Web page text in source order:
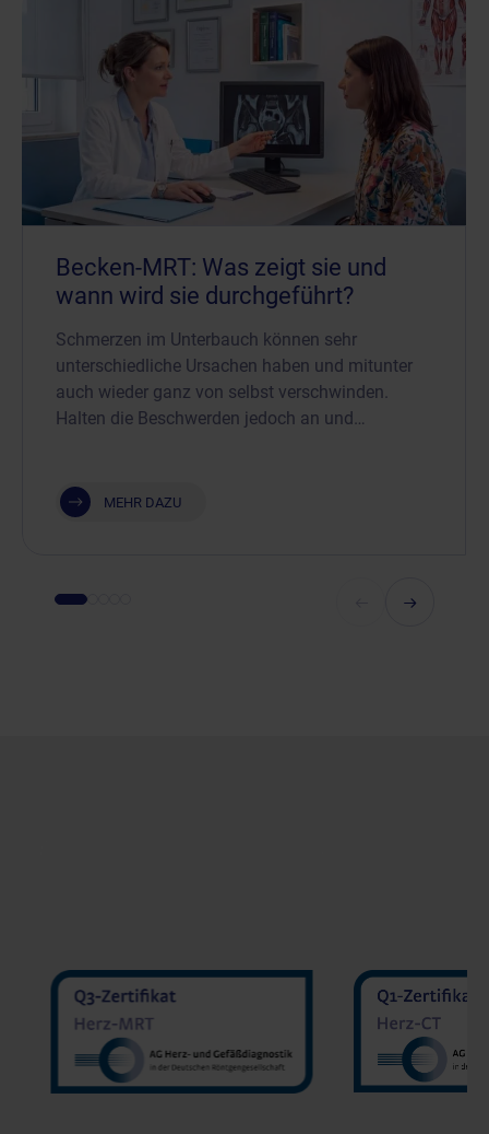
Becken-MRT: Was zeigt sie und
wann wird sie durchgeführt?
Schmerzen im Unterbauch können sehr
unterschiedliche Ursachen haben und mitunter
auch wieder ganz von selbst verschwinden.
Halten die Beschwerden jedoch an und…
MEHR DAZU
MVZ Radiologie Darmstadt
GmbH
Prof. Dr. Oliver Mohrs
MVZ
Sakher
MVZ Radnet